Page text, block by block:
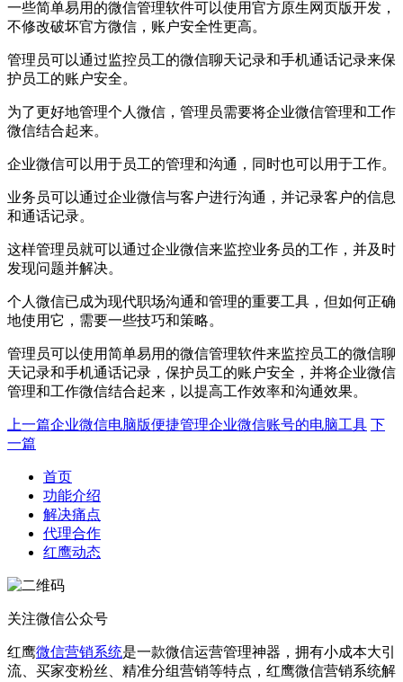
一些简单易用的微信管理软件可以使用官方原生网页版开发，
不修改破坏官方微信，账户安全性更高。
管理员可以通过监控员工的微信聊天记录和手机通话记录来保
护员工的账户安全。
为了更好地管理个人微信，管理员需要将企业微信管理和工作
微信结合起来。
企业微信可以用于员工的管理和沟通，同时也可以用于工作。
业务员可以通过企业微信与客户进行沟通，并记录客户的信息
和通话记录。
这样管理员就可以通过企业微信来监控业务员的工作，并及时
发现问题并解决。
个人微信已成为现代职场沟通和管理的重要工具，但如何正确
地使用它，需要一些技巧和策略。
管理员可以使用简单易用的微信管理软件来监控员工的微信聊
天记录和手机通话记录，保护员工的账户安全，并将企业微信
管理和工作微信结合起来，以提高工作效率和沟通效果。
上一篇企业微信电脑版便捷管理企业微信账号的电脑工具 下
一篇
首页
功能介绍
解决痛点
代理合作
红鹰动态
关注微信公众号
红鹰微信营销系统是一款微信运营管理神器，拥有小成本大引
流、买家变粉丝、精准分组营销等特点，红鹰微信营销系统解